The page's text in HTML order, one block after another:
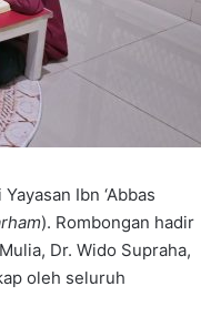
Ibn ‘Abbas
). Rombongan hadir
Dr. Wido Supraha,
oleh seluruh